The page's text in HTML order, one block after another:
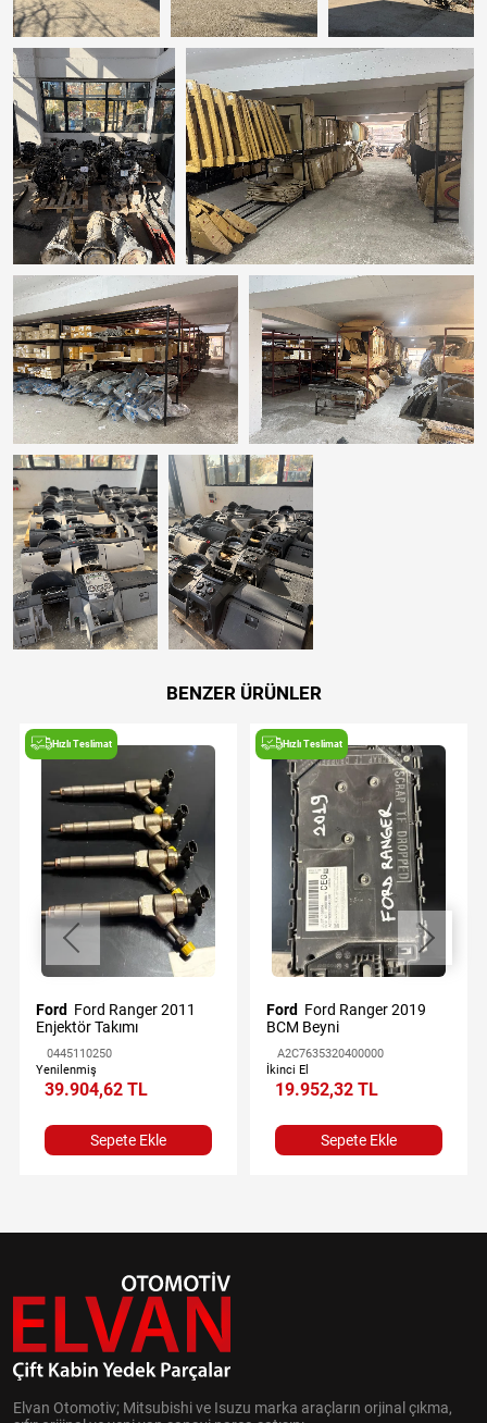
BENZER ÜRÜNLER
Hızlı Teslimat
Ford
Enjektör Takımı
0445110250
Yenilenmiş
39.904,62 TL
Sepete Ekle
Hızlı Teslimat
Ford
BCM Beyni
A2C7635320400000
İkinci El
19.952,32 TL
Sepete Ekle
Elvan Otomotiv; Mitsubishi ve Isuzu marka araçların orjinal çıkma,